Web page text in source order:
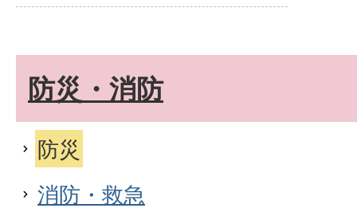
防災・消防
防災
消防・救急